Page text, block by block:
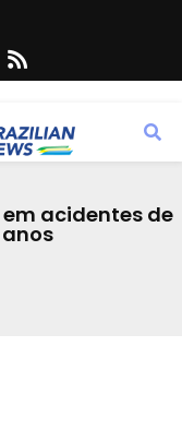
Y
s
em acidentes de